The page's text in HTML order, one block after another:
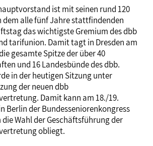
ist mit seinen rund 120
dem alle fünf Jahre stattfindenden
das wichtigste Gremium des dbb
tarifunion. Damit tagt in Dresden am
gesamte Spitze der über 40
und 16 Landesbünde des dbb.
in der heutigen Sitzung unter
der neuen dbb
Damit kann am 18./19.
Berlin der Bundesseniorenkongress
Wahl der Geschäftsführung der
obliegt.